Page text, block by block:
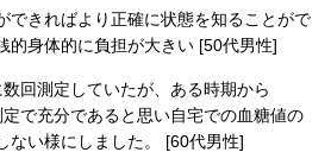
できればより正確に状態を知ることがで
的身体的に負担が大きい [50代男性]
回測定していたが、ある時期から
で充分であると思い自宅での血糖値の
ない様にしました。 [60代男性]